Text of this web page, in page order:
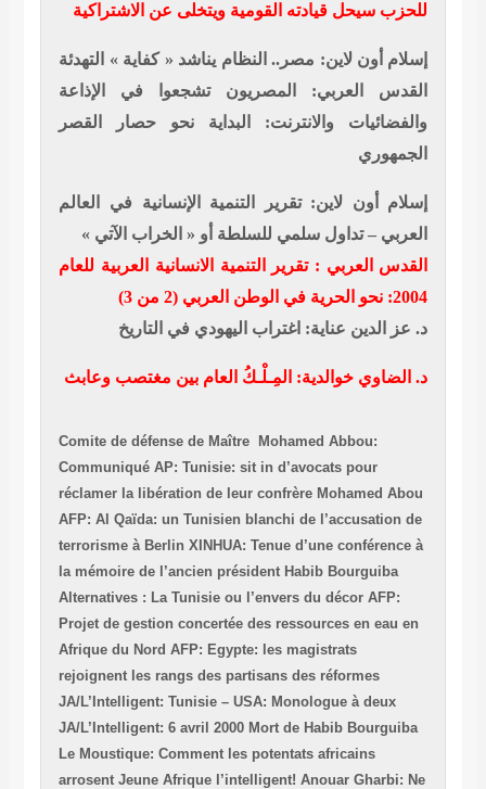
للحزب سيحل قيادته القومية ويتخلى عن الاشتراكية
إسلام أون لاين: مصر.. النظام يناشد « كفاية » التهدئة
القدس العربي: المصريون تشجعوا في الإذاعة
والفضائيات والانترنت: البداية نحو حصار القصر
الجمهوري
إسلام أون لاين: تقرير التنمية الإنسانية في العالم
العربي – تداول سلمي للسلطة أو « الخراب الآتي »
القدس العربي : تقرير التنمية الانسانية العربية للعام
2004: نحو الحرية في الوطن العربي (2 من 3)
د. عز الدين عناية: اغتراب اليهودي في التاريخ
د. الضاوي خوالدية: المِـلْـكُ العام بين مغتصب وعابث
Comite de défense de Maître Mohamed Abbou:
Communiqué AP: Tunisie: sit in d’avocats pour
réclamer la libération de leur confrère Mohamed Abou
AFP: Al Qaïda: un Tunisien blanchi de l’accusation de
terrorisme à Berlin XINHUA: Tenue d’une conférence à
la mémoire de l’ancien président Habib Bourguiba
Alternatives : La Tunisie ou l’envers du décor AFP:
Projet de gestion concertée des ressources en eau en
Afrique du NordAFP: Egypte: les magistrats
rejoignent les rangs des partisans des réformes
JA/L’Intelligent: Tunisie – USA: Monologue à deux
JA/L’Intelligent: 6 avril 2000 Mort de Habib Bourguiba
Le Moustique: Comment les potentats africains
arrosent Jeune Afrique l’intelligent!Anouar Gharbi: Ne